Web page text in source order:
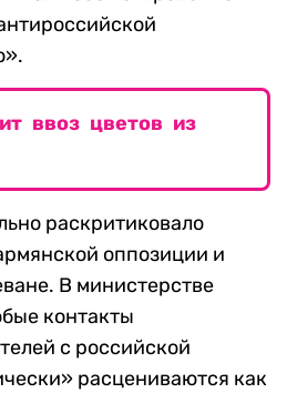
ввоз цветов из
раскритиковало
оппозиции и
В министерстве
контакты
с российской
расцениваются как